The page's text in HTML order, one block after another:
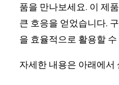
품을 만나보세요. 이 제
큰 호응을 얻었습니다.
을 효율적으로 활용할
자세한 내용은 아래에서